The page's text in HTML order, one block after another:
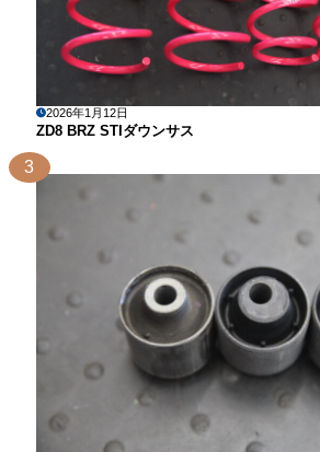
2026年1月12日
ZD8 BRZ STIダウンサス
3